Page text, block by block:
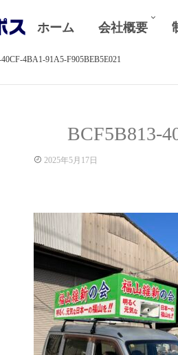
ホーム 会社概要
4BA1-91A5-F905BEB5E021
BCF5B813-
2025年5月17日